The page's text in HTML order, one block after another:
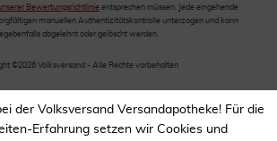
Bewertungsrichtlinie entsprechen müssen. Jede eingehende
manuellen Authentizitätskontrolle unterzogen und kann
abgelehnt oder gelöscht werden.
©2026 Volksversand - Alle Rechte vorbehalten
der Volksversand Versandapotheke! Für die
Erfahrung setzen wir Cookies und